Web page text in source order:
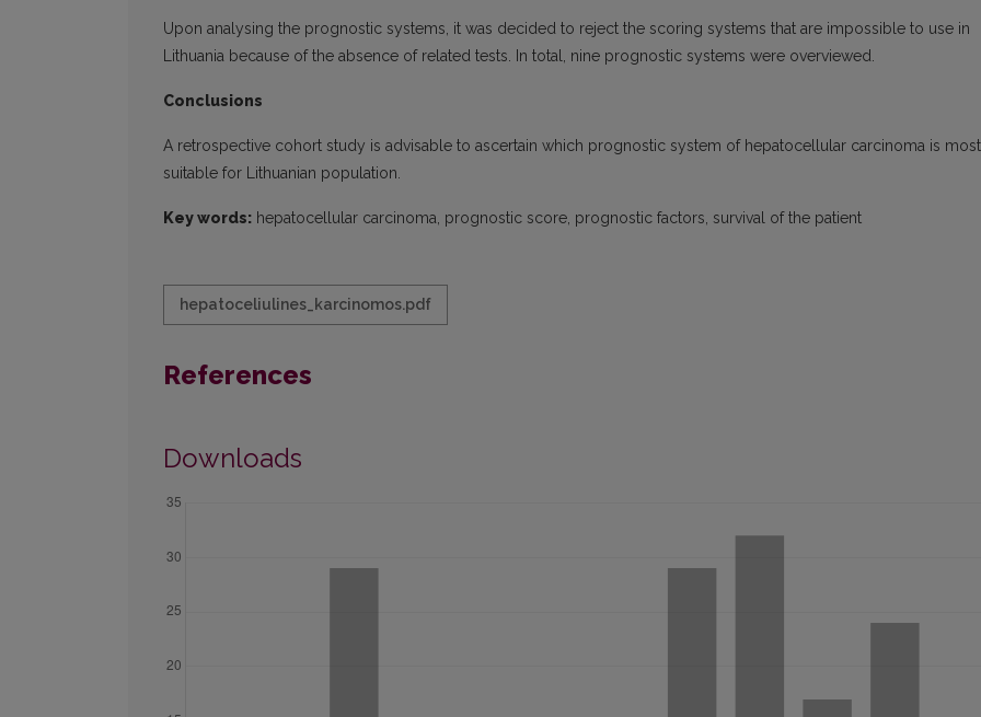
Upon analysing the prognostic systems, it was decided to reject the scoring systems that are impossible to use in
Lithuania because of the absence of related tests. In total, nine prognostic systems were overviewed.
Conclusions
A retrospective cohort study is advisable to ascertain which prognostic system of hepatocellular carcinoma is most
suitable for Lithuanian population.
Key words: hepatocellular carcinoma, prognostic score, prognostic factors, survival of the patient
hepatoceliulines_karcinomos.pdf
References
Downloads